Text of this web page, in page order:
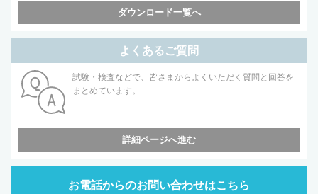
ダウンロード一覧へ
よくあるご質問
試験・検査などで、皆さまからよくいただく質問と回答を
まとめています。
詳細ページへ進む
お電話からのお問い合わせはこちら